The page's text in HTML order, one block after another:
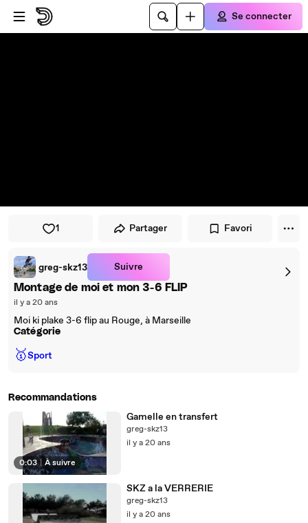
Passer au player
Passer au contenu principal
Se connecter
1 Partager Favori
greg-skz13 Suivre
Montage de moi et mon 3-6 FLIP
il y a 20 ans
Moi ki plake 3-6 flip au Rouge, à Marseille
Catégorie
🥇Sport
Recommandations
0:03 | À suivre
Gamelle en transfert
greg-skz13
il y a 20 ans
SKZ a la VERRERIE
greg-skz13
il y a 20 ans